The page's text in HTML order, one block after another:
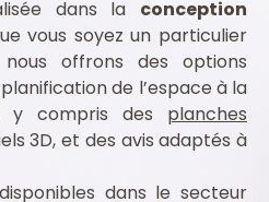
dans la conception
vous soyez un particulier
offrons des options
de l’espace à la
y compris des planches
3D, et des avis adaptés à
dans le secteur